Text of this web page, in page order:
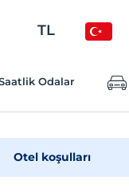
TL
Odalar
Otel koşulları